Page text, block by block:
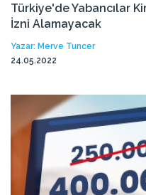
Türkiye'de Yabancılar
İzni Alamayacak
Yazar: Merve Tuncer
24.05.2022